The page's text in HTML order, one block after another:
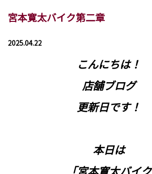
宮本寛太バイク第二章
2025.04.22
こんにちは！
店舗ブログ
更新日です！
本日は
「宮本寛太バイク